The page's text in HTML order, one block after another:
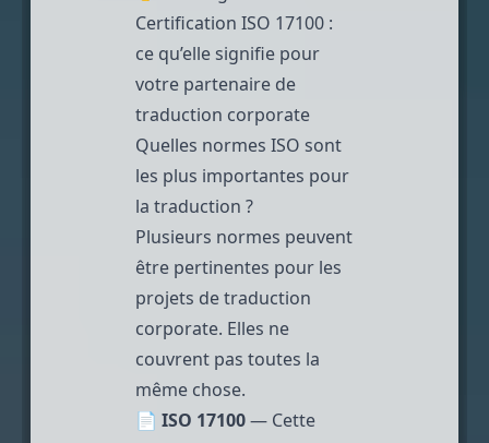
Certification ISO 17100 :
ce qu’elle signifie pour
votre partenaire de
traduction corporate
Quelles normes ISO sont
les plus importantes pour
la traduction ?
Plusieurs normes peuvent
être pertinentes pour les
projets de traduction
corporate. Elles ne
couvrent pas toutes la
même chose.
📄 ISO 17100— Cette